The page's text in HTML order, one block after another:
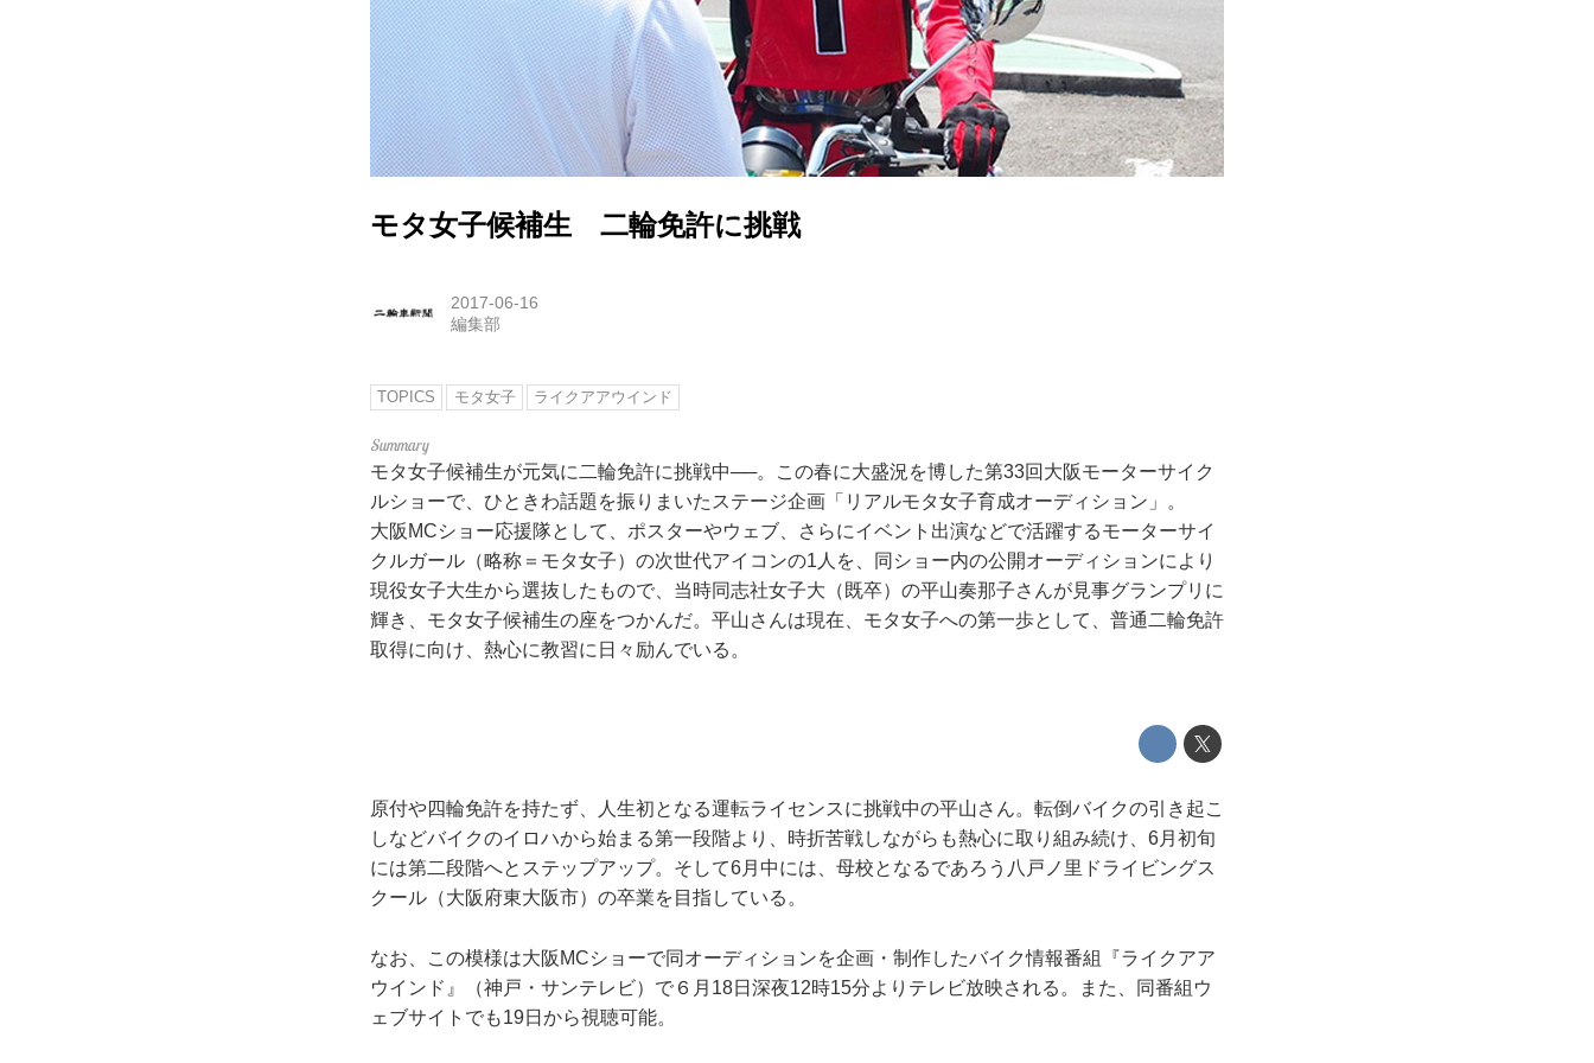
モタ女子候補生 二輪免許に挑戦
2017-06-16
編集部
TOPICS モタ女子 ライクアアウインド
モタ女子候補生が元気に二輪免許に挑戦中──。この春に大盛況を博した第33回大阪モーターサイク
ルショーで、ひときわ話題を振りまいたステージ企画「リアルモタ女子育成オーディション」。
大阪MCショー応援隊として、ポスターやウェブ、さらにイベント出演などで活躍するモーターサイ
クルガール（略称＝モタ女子）の次世代アイコンの1人を、同ショー内の公開オーディションにより
現役女子大生から選抜したもので、当時同志社女子大（既卒）の平山奏那子さんが見事グランプリに
輝き、モタ女子候補生の座をつかんだ。平山さんは現在、モタ女子への第一歩として、普通二輪免許
取得に向け、熱心に教習に日々励んでいる。
原付や四輪免許を持たず、人生初となる運転ライセンスに挑戦中の平山さん。転倒バイクの引き起こ
しなどバイクのイロハから始まる第一段階より、時折苦戦しながらも熱心に取り組み続け、6月初旬
には第二段階へとステップアップ。そして6月中には、母校となるであろう八戸ノ里ドライビングス
クール（大阪府東大阪市）の卒業を目指している。
なお、この模様は大阪MCショーで同オーディションを企画・制作したバイク情報番組『ライクアア
ウインド』（神戸・サンテレビ）で６月18日深夜12時15分よりテレビ放映される。また、同番組ウ
ェブサイトでも19日から視聴可能。